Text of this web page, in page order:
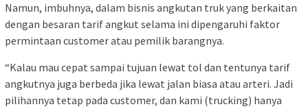
Namun, imbuhnya, dalam bisnis angkutan truk yang berkaitan
dengan besaran tarif angkut selama ini dipengaruhi faktor
permintaan customer atau pemilik barangnya.
“Kalau mau cepat sampai tujuan lewat tol dan tentunya tarif
angkutnya juga berbeda jika lewat jalan biasa atau arteri. Jadi
pilihannya tetap pada customer, dan kami (trucking) hanya